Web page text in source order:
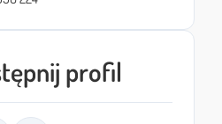
profil